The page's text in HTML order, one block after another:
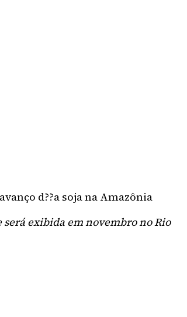
d??a soja na Amazônia
exibida em novembro no Rio